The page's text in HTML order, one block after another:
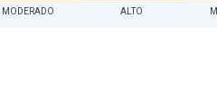
MODERADO ALTO